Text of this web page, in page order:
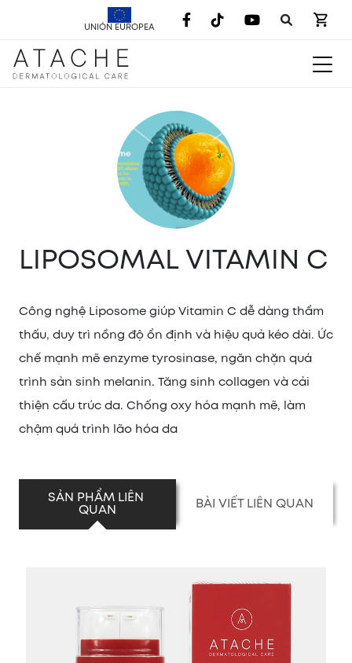
UNIÓN EUROPEA
LIPOSOMAL VITAMIN C
Công nghệ Liposome giúp Vitamin C dễ dàng thẩm
thấu, duy trì nồng độ ổn định và hiệu quả kéo dài. Ức
chế mạnh mẽ enzyme tyrosinase, ngăn chặn quá
trình sản sinh melanin. Tăng sinh collagen và cải
thiện cấu trúc da. Chống oxy hóa mạnh mẽ, làm
chậm quá trình lão hóa da
SẢN PHẨM LIÊN
QUAN
BÀI VIẾT LIÊN QUAN